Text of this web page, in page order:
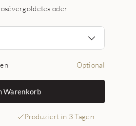
oder
Optional
Warenkorb
Produziert in 3 Tagen